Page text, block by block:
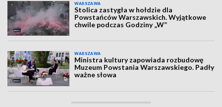
WARSZAWA
Stolica zastygła w hołdzie dla
Powstańców Warszawskich. Wyjątkowe
chwile podczas Godziny „W”
WARSZAWA
Ministra kultury zapowiada rozbudowę
Muzeum Powstania Warszawskiego. Padły
ważne słowa